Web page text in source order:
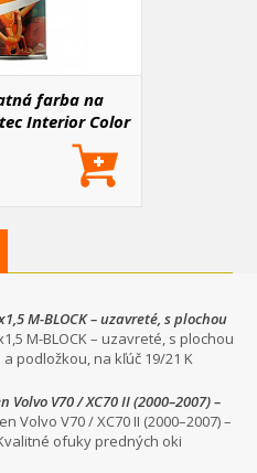
farba na
Interior Color
M-BLOCK – uzavreté, s plochou
podložkou, na kľúč 19/21
M-BLOCK – uzavreté, s plochou
podložkou, na kľúč 19/21 K
V70 / XC70 II (2000–2007) –
Volvo V70 / XC70 II (2000–2007) –
ofuky predných oki